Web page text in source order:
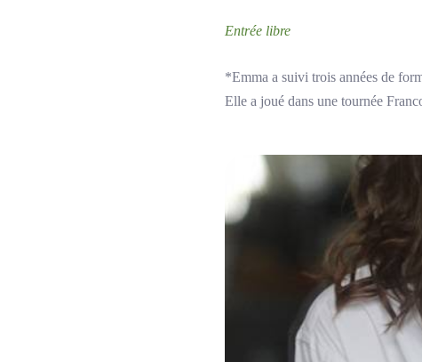
Entrée libre
*Emma a suivi trois années de
Elle a joué dans une tournée